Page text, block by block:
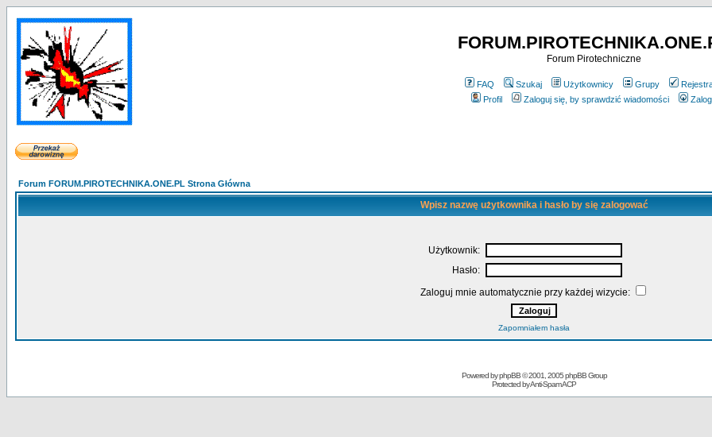
Forum Pirotechniczne
FAQ Szukaj Użytkownicy Grupy
Profil
Zaloguj się, by sprawdzić wiadomości
Forum FORUM.PIROTECHNIKA.ONE.PL Strona Główna
Wpisz nazwę użytkownika i hasło by się zalogować
Użytkownik:
Hasło:
Zaloguj mnie automatycznie przy każdej wizycie:
Zapomniałem hasła
Powered byphpBB© 2001, 2005 phpBB Group
Protected byAnti-Spam ACP